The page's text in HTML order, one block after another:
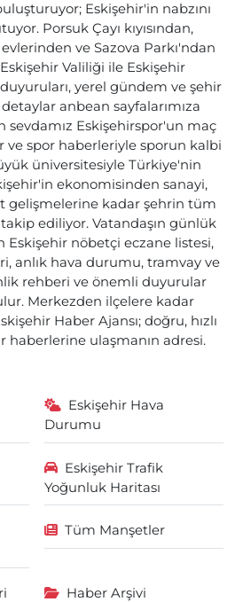
Eskişehir'in nabzını
Porsuk Çayı kıyısından,
ve Sazova Parkı'ndan
Valiliği ile Eskişehir
yerel gündem ve şehir
anbean sayfalarımıza
sevdamız Eskişehirspor'un maç
ve spor haberleriyle sporun kalbi
üniversitesiyle Türkiye'nin
ekonomisinden sanayi,
gelişmelerine kadar şehrin tüm
ediliyor. Vatandaşın günlük
Eskişehir nöbetçi eczane listesi,
anlık hava durumu, tramvay ve
rehberi ve önemli duyurular
Merkezden ilçelere kadar
Haber Ajansı; doğru, hızlı
haberlerine ulaşmanın adresi.
Eskişehir Hava
Durumu
Eskişehir Trafik
Yoğunluk Haritası
Tüm Manşetler
Haber Arşivi